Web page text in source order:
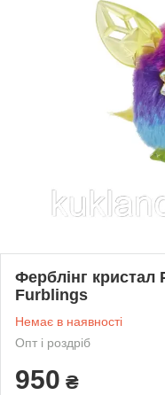
Ферблінг
Furblings
Немає в наявності
Опт і роздріб
950 ₴